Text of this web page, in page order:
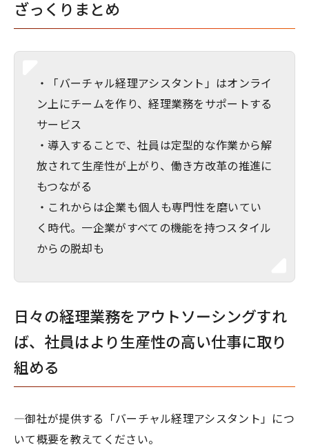
ざっくりまとめ
・「バーチャル経理アシスタント」はオンライ
ン上にチームを作り、経理業務をサポートする
サービス
・導入することで、社員は定型的な作業から解
放されて生産性が上がり、働き方改革の推進に
もつながる
・これからは企業も個人も専門性を磨いてい
く時代。一企業がすべての機能を持つスタイル
からの脱却も
日々の経理業務をアウトソーシングすれ
ば、社員はより生産性の高い仕事に取り
組める
―御社が提供する「バーチャル経理アシスタント」につ
いて概要を教えてください。